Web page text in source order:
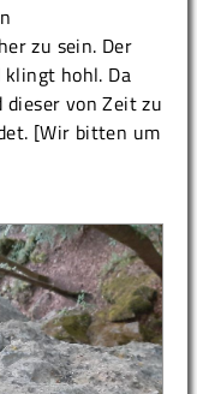
zu sein. Der
klingt hohl. Da
von Zeit zu
[Wir bitten um